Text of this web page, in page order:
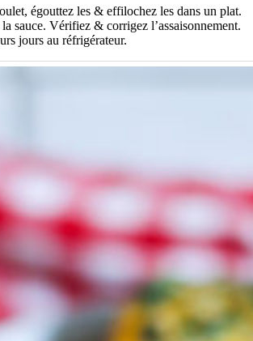
égouttez les & effilochez les dans un plat.
sauce. Vérifiez & corrigez l’assaisonnement.
jours au réfrigérateur.